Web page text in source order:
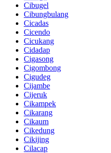
Cibugel
Cibungbulang
Cicadas
Cicendo
Cicukang
Cidadap
Cigasong
Cigombong
Cigudeg
Cijambe
Cijeruk
Cikampek
Cikarang
Cikaum
Cikedung
Cikijing
Cilacap